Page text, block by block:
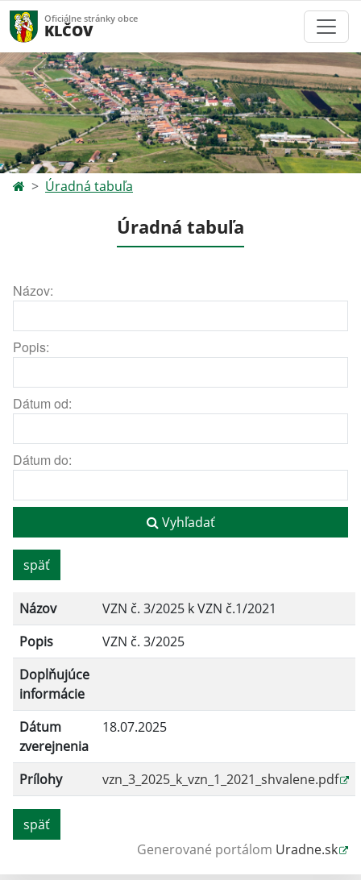
Oficiálne stránky obce
KLČOV
Úradná tabuľa
Úradná tabuľa
Názov:
Popis:
Dátum od:
Dátum do:
Vyhľadať
späť
Názov
VZN č. 3/2025 k VZN č.1/2021
Popis
VZN č. 3/2025
Doplňujúce
informácie
Dátum
zverejnenia
18.07.2025
Prílohy vzn_3_2025_k_vzn_1_2021_shvalene.pdf
späť
Generované portálom Uradne.sk